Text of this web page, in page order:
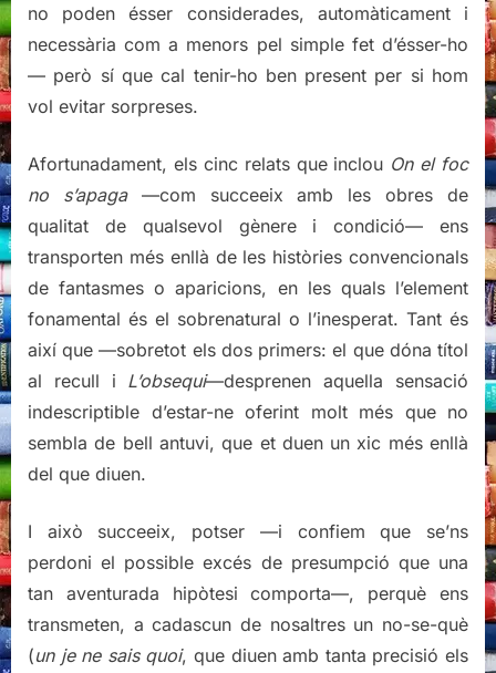
no poden ésser considerades, automàticament i
necessària com a menors pel simple fet d’ésser-ho
— però sí que cal tenir-ho ben present per si hom
vol evitar sorpreses.
Afortunadament, els cinc relats que inclou On el foc
no s’apaga—com succeeix amb les obres de
qualitat de qualsevol gènere i condició— ens
transporten més enllà de les històries convencionals
de fantasmes o aparicions, en les quals l’element
fonamental és el sobrenatural o l’inesperat. Tant és
així que —sobretot els dos primers: el que dóna títol
al recull i L’obsequi—desprenen aquella sensació
indescriptible d’estar-ne oferint molt més que no
sembla de bell antuvi, que et duen un xic més enllà
del que diuen.
I això succeeix, potser —i confiem que se’ns
perdoni el possible excés de presumpció que una
tan aventurada hipòtesi comporta—, perquè ens
transmeten, a cadascun de nosaltres un no-se-què
(un je ne sais quoi, que diuen amb tanta precisió els